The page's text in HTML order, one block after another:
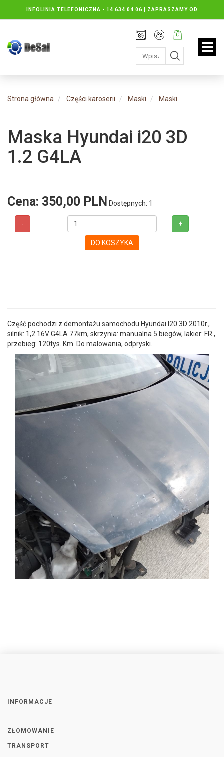
INFOLINIA TELEFONICZNA - 14 634 04 06 | ZAPRASZAMY OD
PONIEDZIAŁKU DO PIĄTKU : 8.30 DO 16.30, SOBOTY: 8.30 DO 13.00
Rejestracja
Moje
konto
Twój
koszyk:
jest
pusty
Strona główna Części karoserii Maski Maski
Maska Hyundai i20 3D
1.2 G4LA
Cena: 350,00 PLN Dostępnych: 1
- +
DO KOSZYKA
Część pochodzi z demontażu samochodu Hyundai I20 3D 2010r.,
silnik: 1,2 16V G4LA 77km, skrzynia: manualna 5 biegów, lakier: FR.,
przebieg: 120tys. Km. Do malowania, odpryski.
INFORMACJE
ZŁOMOWANIE
TRANSPORT